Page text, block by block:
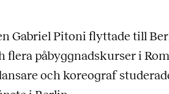
Gabriel Pitoni flyttade till
påbyggnadskurser i
och koreograf